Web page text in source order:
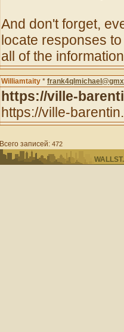
And don't forget,
locate responses
all of the
Williamtaity *
https://ville-
https://ville-
Всего записей: 472